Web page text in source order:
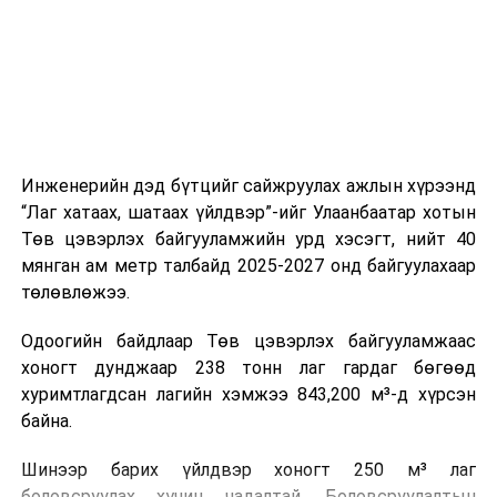
өдөр тутмын ажлын бэлэн байдлыг хангах зэрэг
практик ур чадварыг сургалтын хөтөлбөрт тусгажээ.
Сургалтыг танилцуулах лекц, асуулт-хариулт,
жишээнд суурилсан сургалт, багаар ажиллах дасгал,
танилцах, онцгой нөхцөлд ажиллах дадлага зэрэг
онол, практик хосолсон хэлбэрээр зохион байгуулж
байна.
зохион байгуулах Үндэсний хорооны Ажлын алба,
Инженерийн дэд бүтцийг сайжруулах ажлын хүрээнд
“Лаг хатаах, шатаах үйлдвэр”-ийг Улаанбаатар хотын
Төв цэвэрлэх байгууламжийн урд хэсэгт, нийт 40
мянган ам метр талбайд 2025-2027 онд байгуулахаар
төлөвлөжээ.
Одоогийн байдлаар Төв цэвэрлэх байгууламжаас
хоногт дунджаар 238 тонн лаг гардаг бөгөөд
хуримтлагдсан лагийн хэмжээ 843,200 м³-д хүрсэн
байна.
Шинээр барих үйлдвэр хоногт 250 м³ лаг